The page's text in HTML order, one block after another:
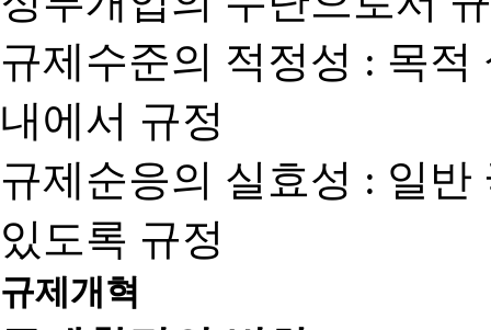
규제수준의 적정성 : 목
내에서 규정
규제순응의 실효성 : 일
있도록 규정
규제개혁